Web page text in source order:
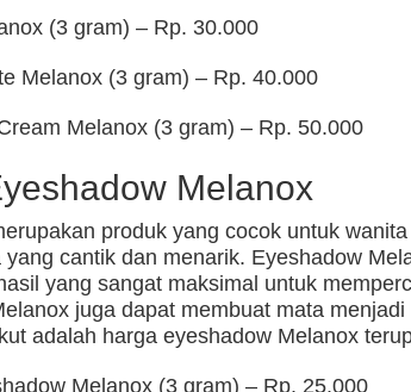
(3 gram) – Rp. 30.000
Melanox (3 gram) – Rp. 40.000
Melanox (3 gram) – Rp. 50.000
Melanox
produk yang cocok untuk
yang cantik dan menarik. Eyeshadow
yang sangat maksimal untuk
juga dapat membuat mata
adalah harga eyeshadow Melanox
Melanox (3 gram) – Rp. 25.000